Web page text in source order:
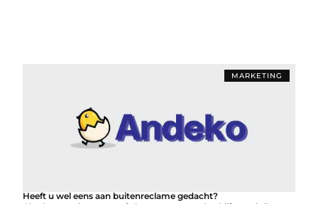
MARKETING
Heeft u wel eens aan buitenreclame gedacht?